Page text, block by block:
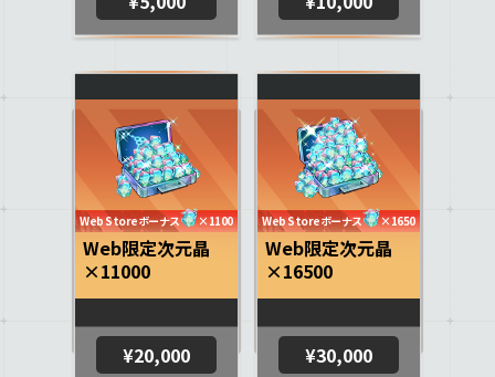
Web限定次元晶
×11000
Web Storeボーナス ×1100
¥20,000
Web限定次元晶
×16500
Web Storeボーナス ×1650
¥30,000